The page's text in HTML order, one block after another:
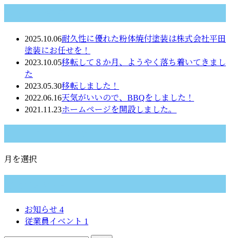
2025.10.06耐久性に優れた粉体焼付塗装は株式会社平田
塗装にお任せを！
2023.10.05移転して８か月、ようやく落ち着いてきまし
た
2023.05.30移転しました！
2022.06.16天気がいいので、BBQをしました！
2021.11.23ホームページを開設しました。
月を選択
お知らせ 4
従業員イベント 1